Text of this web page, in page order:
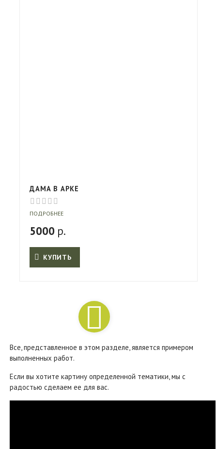
ДАМА В АРКЕ
ПОДРОБНЕЕ
5000 р.
КУПИТЬ
Все, представленное в этом разделе, является примером
выполненных работ.
Если вы хотите картину определенной тематики, мы с
радостью сделаем ее для вас.